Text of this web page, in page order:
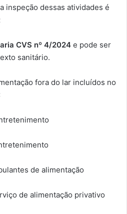
inspeção dessas atividades é
CVS nº 4/2024 e pode ser
sanitário.
fora do lar incluídos no
de alimentação
de alimentação privativo